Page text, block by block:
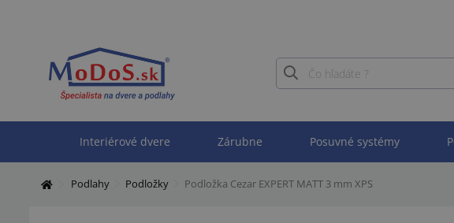
Interiérové dvere Zárubne Posuvné systémy
Podlahy Podložky Podložka Cezar EXPERT MATT 3 mm XPS